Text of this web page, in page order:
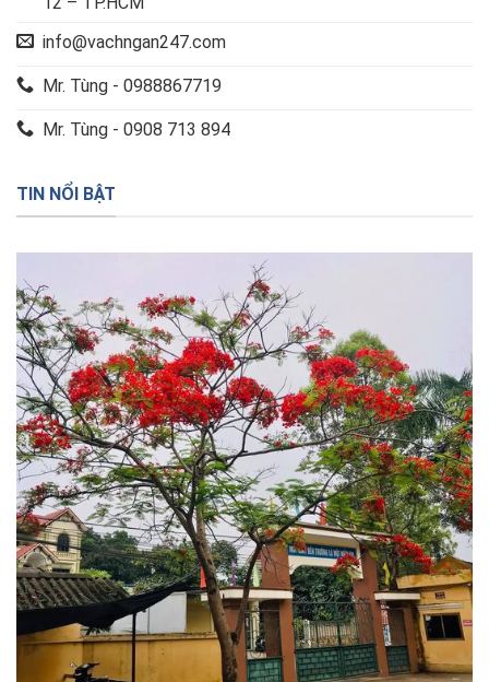
info@vachngan247.com
Mr. Tùng - 0988867719
Mr. Tùng - 0908 713 894
TIN NỔI BẬT